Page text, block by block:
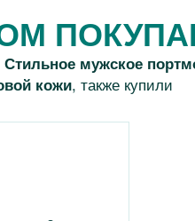
Стильное мужское
кожи, также купили